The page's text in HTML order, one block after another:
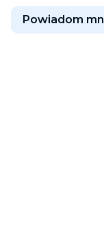
Powiadom